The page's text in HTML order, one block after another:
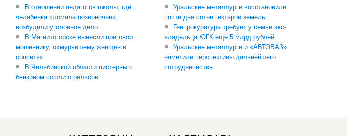
В отношении педагогов школы, где
челябинка сломала позвоночник,
возбудили уголовное дело
В Магнитогорске вынесли приговор
мошеннику, охмурявшему женщин в
соцсетях
В Челябинской области цистерны с
бензином сошли с рельсов
Уральские металлурги восстановили
почти две сотни гектаров земель
Генпрокуратура требует у семьи экс-
владельца ЮГК еще 5 млрд рублей
Уральские металлурги и «АВТОВАЗ»
наметили перспективы дальнейшего
сотрудничества